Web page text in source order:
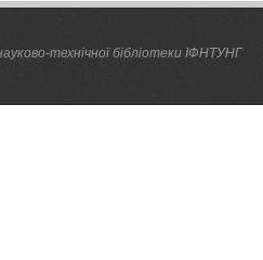
технічної бібліотеки ІФНТУНГ